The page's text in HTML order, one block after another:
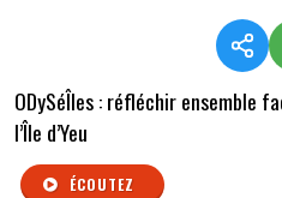
ODySéÎles : réfléchir ensemble
l’Île d’Yeu
ÉCOUTEZ